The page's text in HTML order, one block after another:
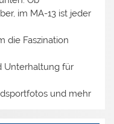
im MA-13 ist jeder
die Faszination
Unterhaltung für
und mehr